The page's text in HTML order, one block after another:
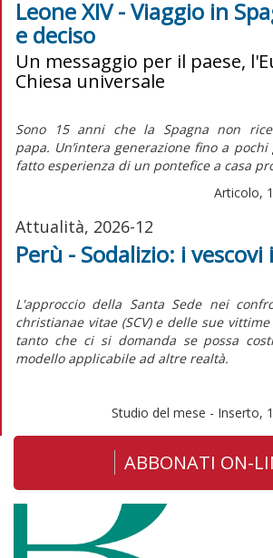
Leone XIV - Viaggio in
e deciso
Un messaggio per il paese,
Chiesa universale
Sono 15 anni che la Spagna non
papa. Un’intera generazione fino a
fatto esperienza di un pontefice a casa
Articolo,
Attualità, 2026-12
Perù - Sodalizio: i
L'approccio della Santa Sede nei
christianae vitae(SCV) e delle sue
tanto che ci si domanda se possa
modello applicabile ad altre realtà.
Studio del mese - Inserto,
ABBONATI ON-